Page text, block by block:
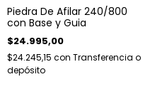
Piedra De Afilar 240/800
con Base y Guia
$24.995,00
$24.245,15 con Transferencia o
depósito